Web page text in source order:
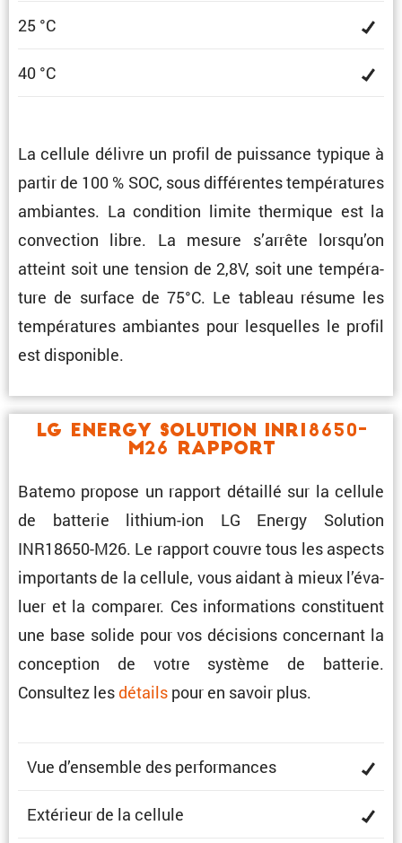
25 °C
40 °C
La cellule délivre un profil de puissance typique à
partir de 100 % SOC, sous diffé­rentes tempé­ra­tures
ambiantes. La condi­tion limite thermique est la
convec­tion libre. La mesure s’arrête lorsqu’on
atteint soit une tension de 2,8V, soit une tempé­ra­
ture de surface de 75°C. Le tableau résume les
tempé­ra­tures ambiantes pour lesquelles le profil
est disponible.
LG Energy Solution INR18650-
M26 Rapport
Batemo propose un rapport détaillé sur la cellule
de batterie lithium-ion LG Energy Solution
INR18650-M26. Le rapport couvre tous les aspects
impor­tants de la cellule, vous aidant à mieux l’éva­
luer et la comparer. Ces infor­ma­tions consti­tuent
une base solide pour vos décisions concer­nant la
concep­tion de votre système de batterie.
Consultez lesdétails pour en savoir plus.
Vue d’ensemble des performances
Extérieur de la cellule